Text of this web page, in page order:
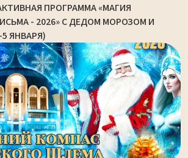
ПРОГРАММА «МАГИЯ
- 2026» С ДЕДОМ МОРОЗОМ И
ЯНВАРЯ)